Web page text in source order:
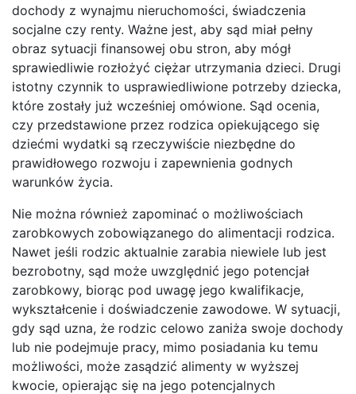
dochody z wynajmu nieruchomości, świadczenia
socjalne czy renty. Ważne jest, aby sąd miał pełny
obraz sytuacji finansowej obu stron, aby mógł
sprawiedliwie rozłożyć ciężar utrzymania dzieci. Drugi
istotny czynnik to usprawiedliwione potrzeby dziecka,
które zostały już wcześniej omówione. Sąd ocenia,
czy przedstawione przez rodzica opiekującego się
dziećmi wydatki są rzeczywiście niezbędne do
prawidłowego rozwoju i zapewnienia godnych
warunków życia.
Nie można również zapominać o możliwościach
zarobkowych zobowiązanego do alimentacji rodzica.
Nawet jeśli rodzic aktualnie zarabia niewiele lub jest
bezrobotny, sąd może uwzględnić jego potencjał
zarobkowy, biorąc pod uwagę jego kwalifikacje,
wykształcenie i doświadczenie zawodowe. W sytuacji,
gdy sąd uzna, że rodzic celowo zaniża swoje dochody
lub nie podejmuje pracy, mimo posiadania ku temu
możliwości, może zasądzić alimenty w wyższej
kwocie, opierając się na jego potencjalnych